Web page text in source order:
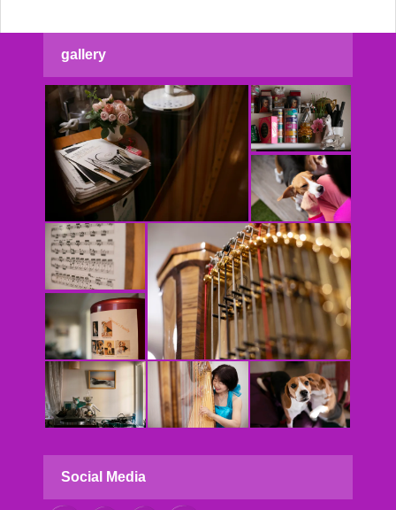
gallery
Social Media